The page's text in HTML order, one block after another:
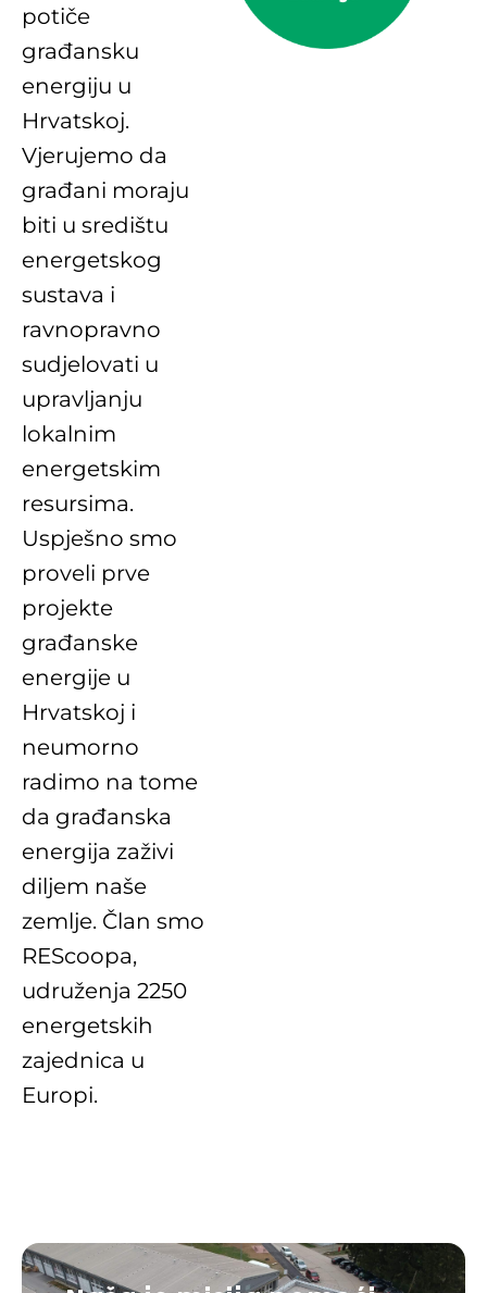
potiče
građansku
energiju u
Hrvatskoj.
Vjerujemo da
građani moraju
biti u središtu
energetskog
sustava i
ravnopravno
sudjelovati u
upravljanju
lokalnim
energetskim
resursima.
Uspješno smo
proveli prve
projekte
građanske
energije u
Hrvatskoj i
neumorno
radimo na tome
da građanska
energija zaživi
diljem naše
zemlje. Član smo
REScoopa,
udruženja 2250
energetskih
zajednica u
Europi.